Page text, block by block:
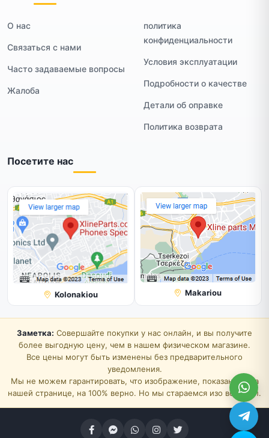
О нас
Связаться с нами
Часто задаваемые вопросы
Жалоба
политика
конфиденциальности
Условия эксплуатации
Подробности о качестве
Детали об оправке
Политика возврата
Посетите нас
Kolonakiou Makariou
Заметка: Совершайте покупки у нас онлайн, и вы получите
более выгодную цену, чем в нашем физическом магазине.
Все цены могут быть изменены без предварительного
уведомления.
Мы не можем гарантировать, что изображение, показанное на
нашей странице, на 100% верно. Но мы стараемся изо всех сил.